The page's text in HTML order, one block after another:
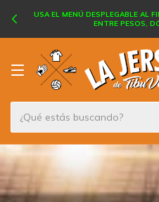
USA EL MENÚ DESPLEGABLE AL
ENTRE PESOS,